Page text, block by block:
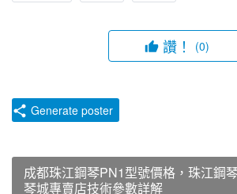
讚！ (0)
Generate poster
成都珠江鋼琴PN1型號價格，珠江鋼
琴城專賣店技術參數詳解